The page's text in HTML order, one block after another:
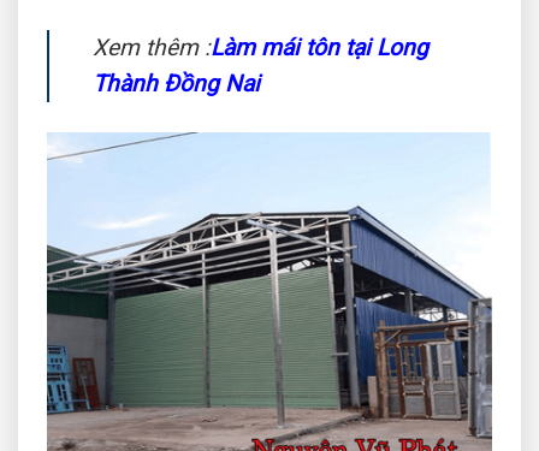
Xem thêm :Làm mái tôn tại Long
Thành Đồng Nai